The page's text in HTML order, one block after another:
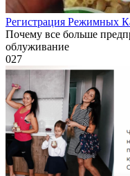
Регистрация Режимных
Почему все больше
облуживание
027